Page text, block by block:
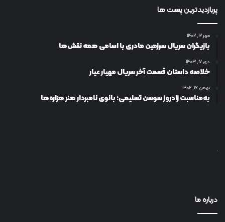
پربازدیدترین پست ها
مهر ۱۲, ۱۴۰۲
بازیگران سریال سرزمین مادری با اسامی همه نقش‌ها
دی ۱۷, ۱۴۰۳
خلاصه داستان قسمت آخر سریال مهیار عیار
بهمن ۱۶, ۱۴۰۲
به‌مناسبت زادروز سوسن تسلیمی؛ بانوی نامبردار هنر هزاره‌ها
درباره ما